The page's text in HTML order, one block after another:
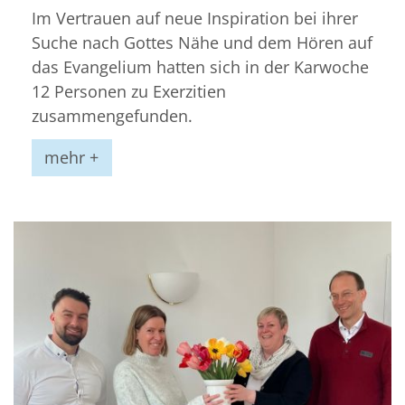
Im Vertrauen auf neue Inspiration bei ihrer
Suche nach Gottes Nähe und dem Hören auf
das Evangelium hatten sich in der Karwoche
12 Personen zu Exerzitien
zusammengefunden.
mehr +